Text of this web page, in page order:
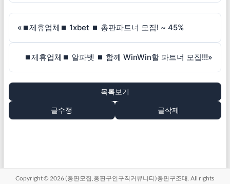
« ⏹제휴업체⏹ 1xbet ⏹ 총판파트너 모집! ~ 45%
⏹제휴업체⏹ 알파벳 ⏹ 함께 WinWin할 파트너 모집!!!»
목록보기
글수정 글삭제
Copyright © 2026(총판모집,총판구인구직커뮤니티)총판구조대. All rights